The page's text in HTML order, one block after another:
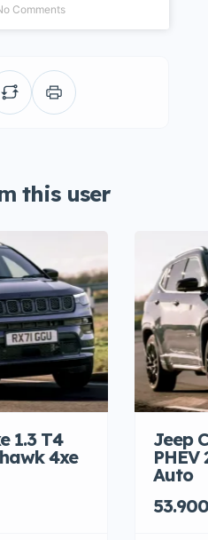
Comments
this user
1.3 T4
4xe
Jeep
Auto